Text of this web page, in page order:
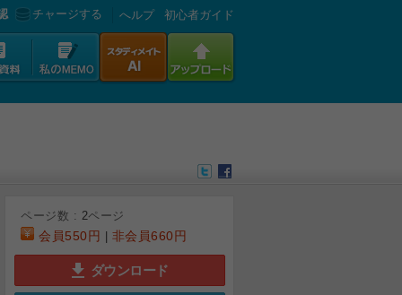
チャージする へルプ 初心者ガイド
ページ数 : 2ページ
会員550円 非会員660円
ダウンロード